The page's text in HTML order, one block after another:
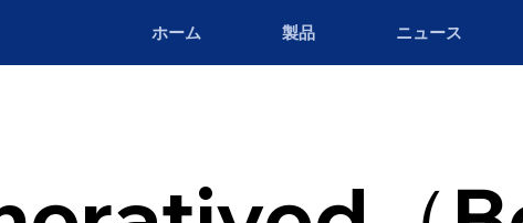
ホーム 製品 ニュース